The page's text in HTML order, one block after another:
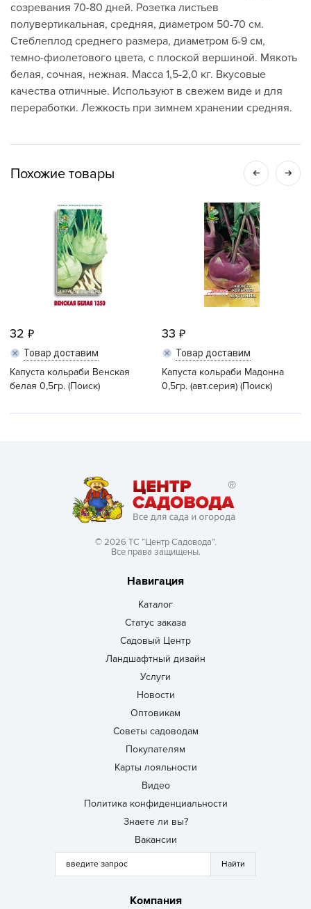
созревания 70-80 дней. Розетка листьев
полувертикальная, средняя, диаметром 50-70 см.
Стеблеплод среднего размера, диаметром 6-9 см,
темно-фиолетового цвета, с плоской вершиной. Мякоть
белая, сочная, нежная. Масса 1,5-2,0 кг. Вкусовые
качества отличные. Используют в свежем виде и для
переработки. Лежкость при зимнем хранении средняя.
Похожие товары
32
Товар доставим
Капуста кольраби Венская
белая 0,5гр. (Поиск)
33
Товар доставим
Капуста кольраби Мадонна
0,5гр. (авт.серия) (Поиск)
© 2026 ТС “Центр Садовода”.
Все права защищены.
Навигация
Каталог
Статус заказа
Садовый Центр
Ландшафтный дизайн
Услуги
Новости
Оптовикам
Советы садоводам
Покупателям
Карты лояльности
Видео
Политика конфиденциальности
Знаете ли вы?
Вакансии
Компания